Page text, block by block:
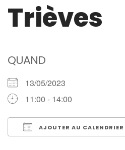
Trièves
QUAND
13/05/2023
11:00 - 14:00
AJOUTER AU CALENDRIER